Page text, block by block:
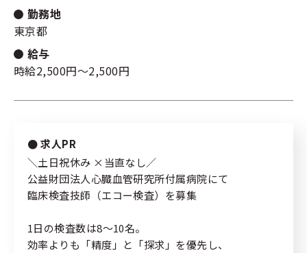
サポート内容
コラム
プライバシーポリシー
個人情報の取り扱いについて
サイトマップ
勤務地
東京都
給与
時給2,500円～2,500円
求人PR
＼土日祝休み ×当直なし／
公益財団法人心臓血管研究所付属病院にて
臨床検査技師（エコー検査）を募集
1日の検査数は8〜10名。
効率よりも「精度」と「探求」を優先し、